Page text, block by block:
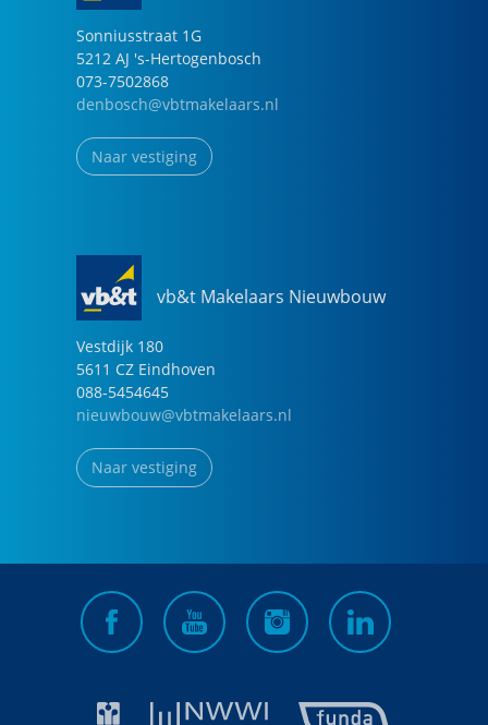
Sonniusstraat 1G
5212 AJ 's-Hertogenbosch
073-7502868
denbosch@vbtmakelaars.nl
Naar vestiging
vb&t Makelaars Nieuwbouw
Vestdijk 180
5611 CZ Eindhoven
088-5454645
nieuwbouw@vbtmakelaars.nl
Naar vestiging